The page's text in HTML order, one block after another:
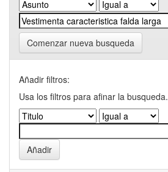
Comenzar nueva busqueda
Añadir filtros:
Usa los filtros para afinar la busqueda.